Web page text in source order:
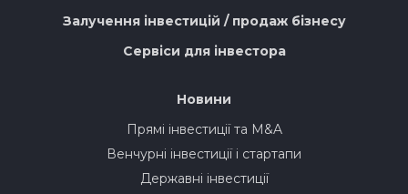
Залучення інвестицій / продаж бізнесу
Сервіси для інвестора
Новини
Прямі інвестиції та M&A
Венчурні інвестиції і стартапи
Державні інвестиції